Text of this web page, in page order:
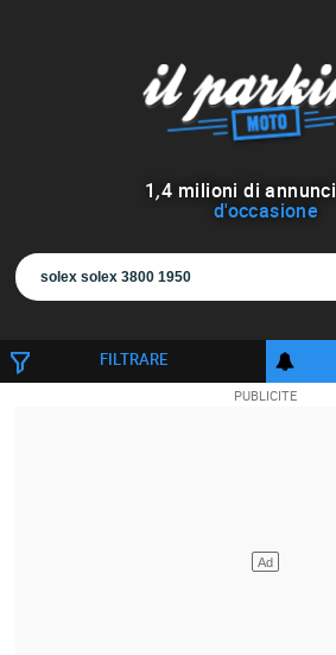
1,4 milioni di annunci
d'occasione
FILTRARE